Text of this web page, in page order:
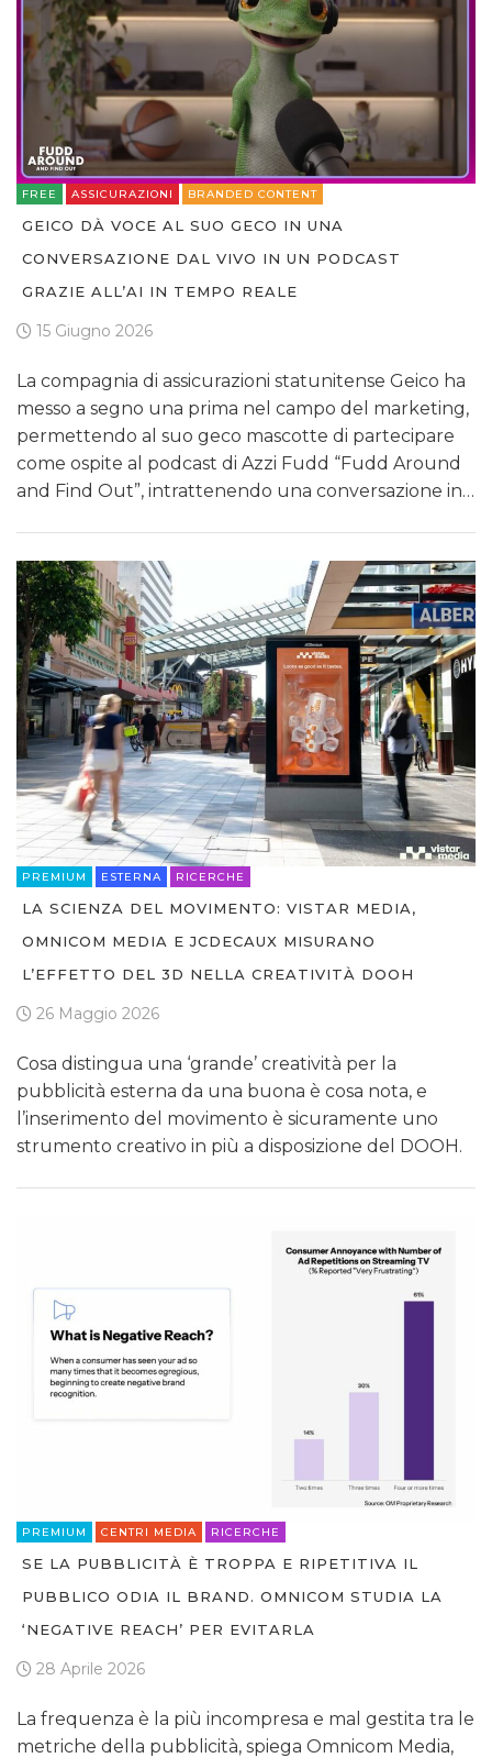
FREE ASSICURAZIONI BRANDED CONTENT
GEICO DÀ VOCE AL SUO GECO IN UNA
CONVERSAZIONE DAL VIVO IN UN PODCAST
GRAZIE ALL’AI IN TEMPO REALE
15 Giugno 2026
La compagnia di assicurazioni statunitense Geico ha
messo a segno una prima nel campo del marketing,
permettendo al suo geco mascotte di partecipare
come ospite al podcast di Azzi Fudd “Fudd Around
and Find Out”, intrattenendo una conversazione in…
PREMIUM ESTERNA RICERCHE
LA SCIENZA DEL MOVIMENTO: VISTAR MEDIA,
OMNICOM MEDIA E JCDECAUX MISURANO
L’EFFETTO DEL 3D NELLA CREATIVITÀ DOOH
26 Maggio 2026
Cosa distingua una ‘grande’ creatività per la
pubblicità esterna da una buona è cosa nota, e
l’inserimento del movimento è sicuramente uno
strumento creativo in più a disposizione del DOOH.
PREMIUM CENTRI MEDIA RICERCHE
SE LA PUBBLICITÀ È TROPPA E RIPETITIVA IL
PUBBLICO ODIA IL BRAND. OMNICOM STUDIA LA
‘NEGATIVE REACH’ PER EVITARLA
28 Aprile 2026
La frequenza è la più incompresa e mal gestita tra le
metriche della pubblicità, spiega Omnicom Media,